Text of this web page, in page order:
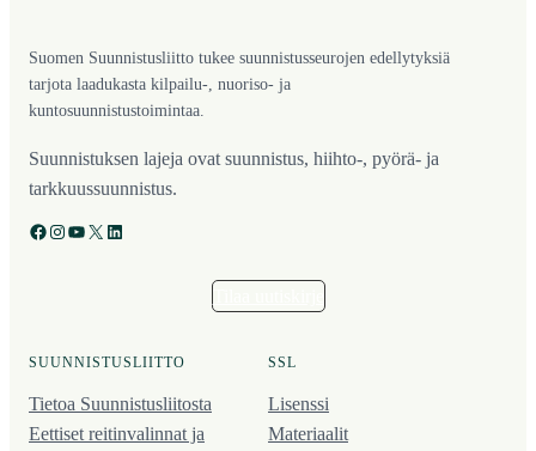
Suomen Suunnistusliitto tukee suunnistusseurojen edellytyksiä
tarjota laadukasta kilpailu-, nuoriso- ja
kuntosuunnistustoimintaa.
Suunnistuksen lajeja ovat suunnistus, hiihto-, pyörä- ja
tarkkuussuunnistus.
Facebook Instagram YouTube X LinkedIn
SUUNNISTUSLIITTO
Tietoa Suunnistusliitosta
Eettiset reitinvalinnat ja
SSL
Lisenssi
Materiaalit